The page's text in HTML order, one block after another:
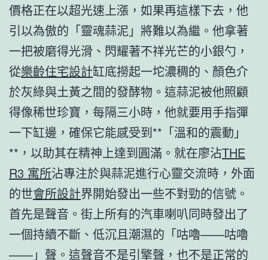
價格正在以超光速上漲，如果再這樣下去，他
引以為傲的「靈魂蒜泥」將難以為繼。他拿著
一把被磨得光滑、閃耀著不祥光芒的小銀勺，
從樂齡住宅設計缸底撈起一坨濃稠的、顏色介
於灰綠與土黃之間的發酵物。這蒜泥被他照顧
得像稀世珍寶，每隔三小時，他就要用手指彈
一下缸邊，確保它能感受到**「溫和的震動」
**，以助其在精神上達到圓滿。就在廖沾THE
R3 寓所沾專注於與蒜泥進行心靈交流時，外面
的世會所設計界開始發出一些不對勁的信號。
首先是聲音。街上所有的汽車喇叭同時發出了
一個持續不斷、低沉且潮濕的「咕嚕——咕嚕
——」聲。這聲音不是引擎聲，也不是正常的